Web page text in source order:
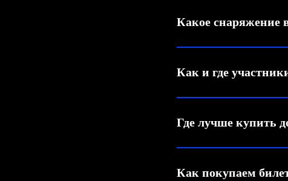
Какое снаряжение
Как и где
Где лучше купить
Как покупаем